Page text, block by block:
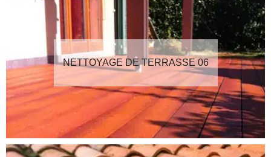
NETTOYAGE DE TERRASSE 06